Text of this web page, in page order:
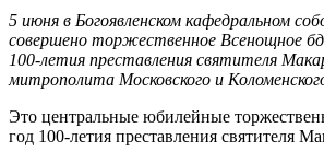
5 июня в Богоявленском кафедральном
совершено торжественное Всенощное
100-летия преставления святителя
митрополита Московского и
Это центральные юбилейные
год 100-летия преставления святителя